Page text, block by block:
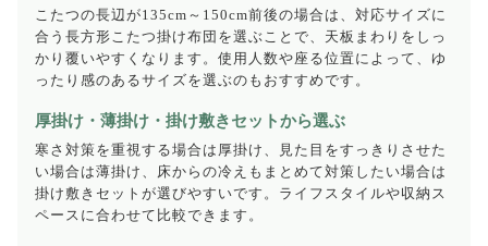
こたつの長辺が135cm～150cm前後の場合は、対応サイズに
合う長方形こたつ掛け布団を選ぶことで、天板まわりをしっ
かり覆いやすくなります。使用人数や座る位置によって、ゆ
ったり感のあるサイズを選ぶのもおすすめです。
厚掛け・薄掛け・掛け敷きセットから選ぶ
寒さ対策を重視する場合は厚掛け、見た目をすっきりさせた
い場合は薄掛け、床からの冷えもまとめて対策したい場合は
掛け敷きセットが選びやすいです。ライフスタイルや収納ス
ペースに合わせて比較できます。